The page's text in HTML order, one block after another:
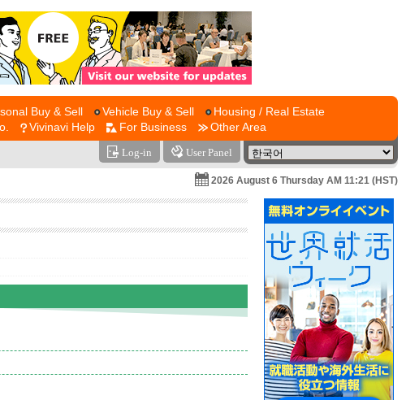
Buy & Sell Vehicle Buy & Sell
Housing / Real Estate
Vivinavi Help For Business Other Area
Log-in User Panel
2026 August 6 Thursday AM 11:21 (HST)